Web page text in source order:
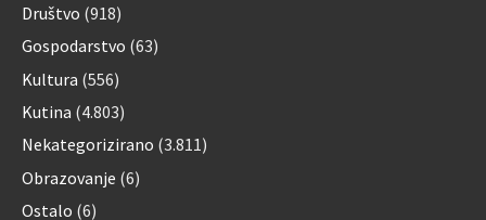
Društvo (918)
Gospodarstvo (63)
Kultura (556)
Kutina (4.803)
Nekategorizirano (3.811)
Obrazovanje (6)
Ostalo (6)